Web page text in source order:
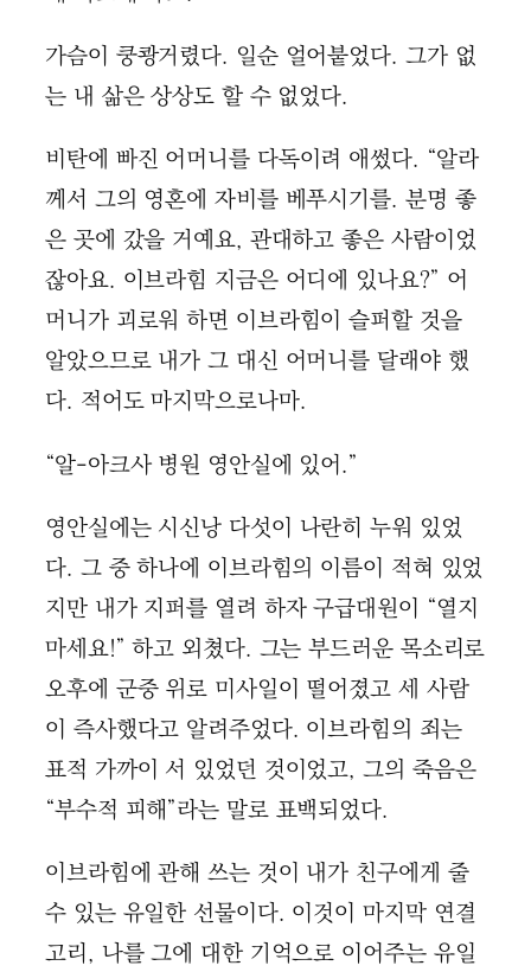
가슴이 쿵쾅거렸다. 일순 얼어붙었다. 그가 없
는 내 삶은 상상도 할 수 없었다.
비탄에 빠진 어머니를 다독이려 애썼다. “알라
께서 그의 영혼에 자비를 베푸시기를. 분명 좋
은 곳에 갔을 거예요, 관대하고 좋은 사람이었
잖아요. 이브라힘 지금은 어디에 있나요?” 어
머니가 괴로워 하면 이브라힘이 슬퍼할 것을
알았으므로 내가 그 대신 어머니를 달래야 했
다. 적어도 마지막으로나마.
“알-아크사 병원 영안실에 있어.”
영안실에는 시신낭 다섯이 나란히 누워 있었
다. 그 중 하나에 이브라힘의 이름이 적혀 있었
지만 내가 지퍼를 열려 하자 구급대원이 “열지
마세요!” 하고 외쳤다. 그는 부드러운 목소리로
오후에 군중 위로 미사일이 떨어졌고 세 사람
이 즉사했다고 알려주었다. 이브라힘의 죄는
표적 가까이 서 있었던 것이었고, 그의 죽음은
“부수적 피해”라는 말로 표백되었다.
이브라힘에 관해 쓰는 것이 내가 친구에게 줄
수 있는 유일한 선물이다. 이것이 마지막 연결
고리, 나를 그에 대한 기억으로 이어주는 유일